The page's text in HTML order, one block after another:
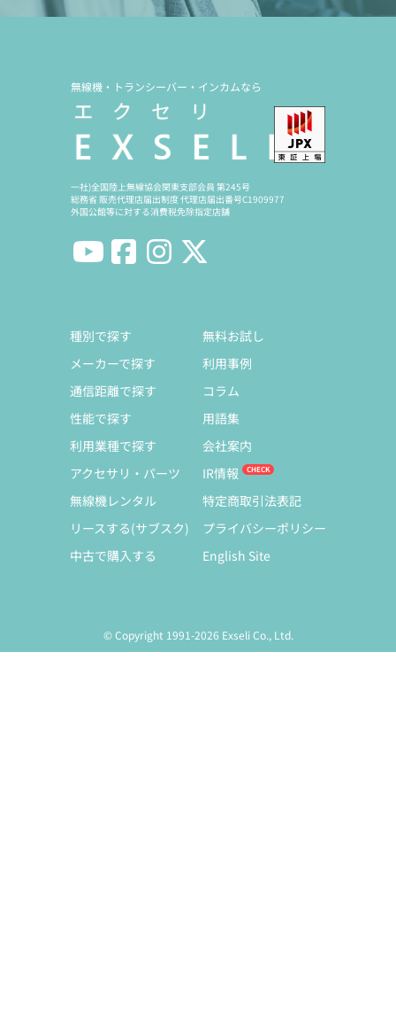
無線機・トランシーバー・インカムなら
一社)全国陸上無線協会関東支部会員 第245号
総務省 販売代理店届出制度 代理店届出番号C1909977
外国公館等に対する消費税免除指定店舗
種別で探す
メーカーで探す
通信距離で探す
性能で探す
利用業種で探す
アクセサリ・パーツ
無線機レンタル
リースする(サブスク)
中古で購入する
無料お試し
利用事例
コラム
用語集
会社案内
IR情報
特定商取引法表記
プライバシーポリシー
English Site
© Copyright 1991-2026 Exseli Co., Ltd.